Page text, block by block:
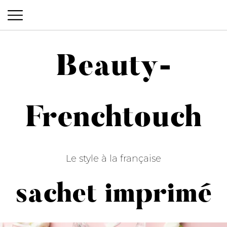
Beauty-Frenchtouch
Beauty-
Frenchtouch
Le style à la française
sachet imprimé